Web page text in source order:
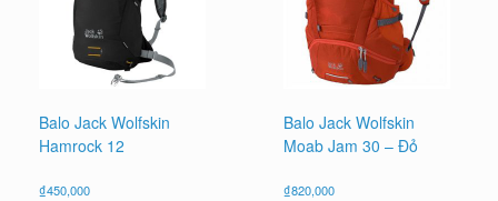
Balo Jack Wolfskin
Hamrock 12
₫450,000
Balo Jack Wolfskin
Moab Jam 30 – Đỏ
₫820,000